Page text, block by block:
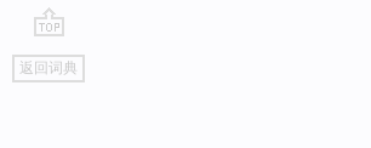
go
top
返回词典